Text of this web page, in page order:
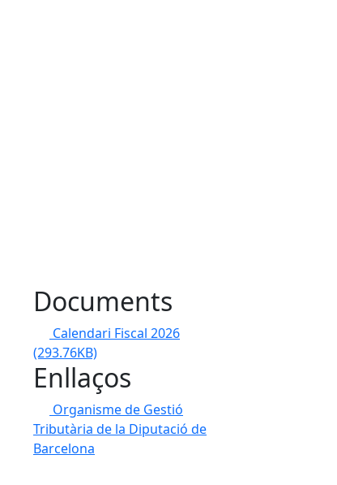
Documents
Calendari Fiscal 2026
(293.76KB)
Enllaços
Organisme de Gestió
Tributària de la Diputació de
Barcelona